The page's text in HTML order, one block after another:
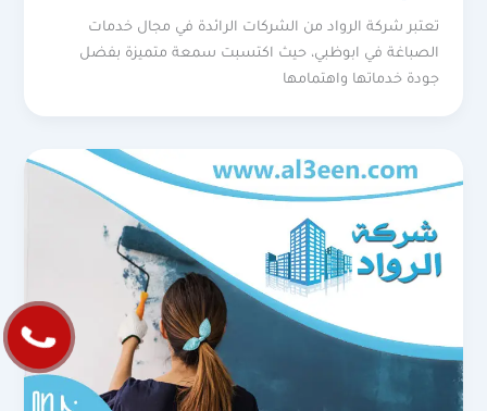
تعتبر شركة الرواد من الشركات الرائدة في مجال خدمات
الصباغة في ابوظبي، حيث اكتسبت سمعة متميزة بفضل
جودة خدماتها واهتمامها